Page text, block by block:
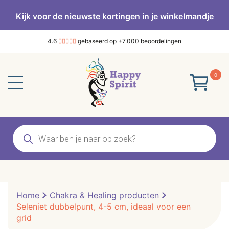
Kijk voor de nieuwste kortingen in je winkelmandje
4.6 gebaseerd op +7.000 beoordelingen
0
Producten
zoeken
Home
Chakra & Healing producten
Seleniet dubbelpunt, 4-5 cm, ideaal voor een
grid